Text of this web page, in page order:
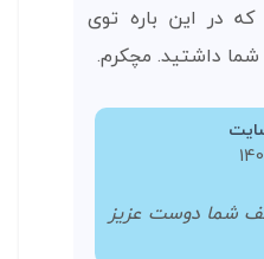
در این باره توی
داشتید. مچکرم.
شما دوست عزیز